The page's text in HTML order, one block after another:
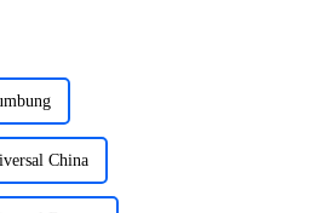
China